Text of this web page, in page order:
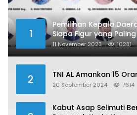
1
Pemilihan Kepala
Siapa Figur yang
Publik?
11 November 2023 10281
2 TNI AL Amankan 15
20 September 2024 7614
Kabut Asap Selimuti